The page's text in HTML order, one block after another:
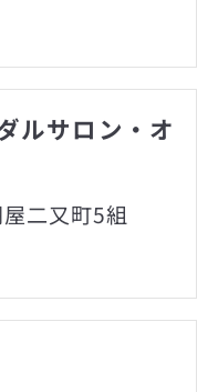
ルサロン・オ
二又町5組